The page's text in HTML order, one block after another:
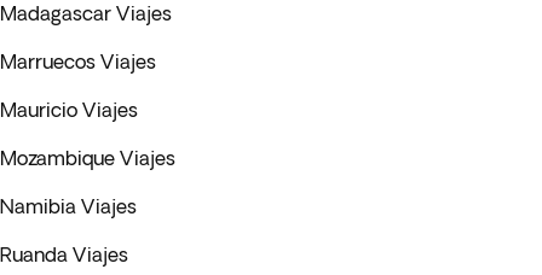
Madagascar Viajes
Marruecos Viajes
Mauricio Viajes
Mozambique Viajes
Namibia Viajes
Ruanda Viajes